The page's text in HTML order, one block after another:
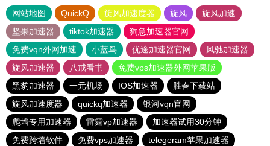
网站地图 QuickQ 旋风加速度器 旋风
旋风加速
坚果加速器
tiktok加速器
狗急加速器官网
免费vqn外网加速
小蓝鸟 优途加速器官网
风驰加速器
旋风加速器
八戒看书
免费vps加速器外网苹果版
黑豹加速器
一元机场 IOS加速器
胜春下载站
旋风加速度器
quickq加速器
银河vqn官网
爬墙专用加速器
雷霆vp加速器
加速器试用30分钟
免费跨墙软件
免费vps加速器
telegeram苹果加速器